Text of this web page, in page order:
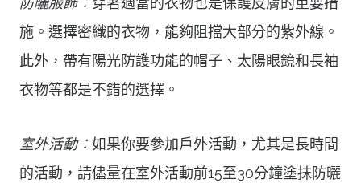
施。選擇密織的衣物，能夠阻擋大部分的紫外線。
此外，帶有陽光防護功能的帽子、太陽眼鏡和長袖
衣物等都是不錯的選擇。
室外活動： 如果你要參加戶外活動，尤其是長時間
的活動，請儘量在室外活動前15至30分鐘塗抹防曬